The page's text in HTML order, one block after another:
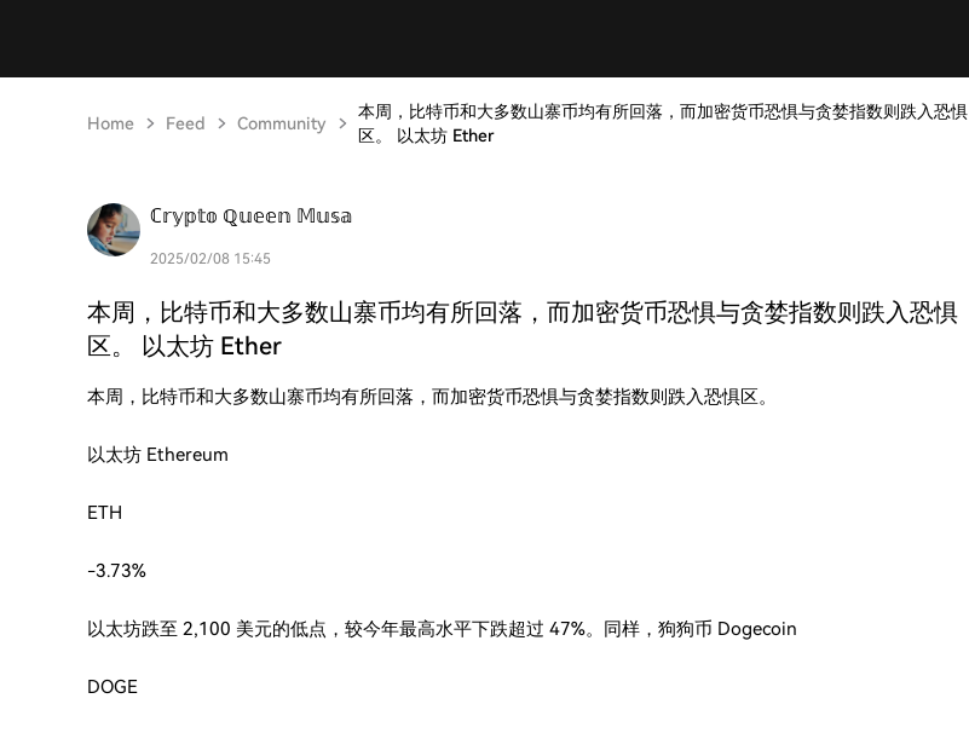
Home Feed Community
本周，比特币和大多数山寨币均有所回落，而加密货币恐惧与贪婪指数则跌入恐惧
区。 以太坊 Ether
ℂ𝕣𝕪𝕡𝕥𝕠 ℚ𝕦𝕖𝕖𝕟 𝕄𝕦𝕤𝕒
2025/02/08 15:45
本周，比特币和大多数山寨币均有所回落，而加密货币恐惧与贪婪指数则跌入恐惧
区。 以太坊 Ether
本周，比特币和大多数山寨币均有所回落，而加密货币恐惧与贪婪指数则跌入恐惧区。
以太坊 Ethereum
ETH
-3.73%
以太坊跌至 2,100 美元的低点，较今年最高水平下跌超过 47%。同样，狗狗币 Dogecoin
DOGE